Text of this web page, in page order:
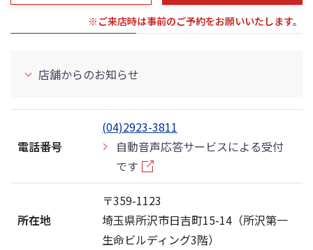
※ご来店時は事前のご予約をお願いいたします。
店舗からのお知らせ
電話番号
(04)2923-3811
自動音声応答サービスによる受付
です
所在地
〒359-1123
埼玉県所沢市日吉町15-14（所沢第一
生命ビルディング3階）